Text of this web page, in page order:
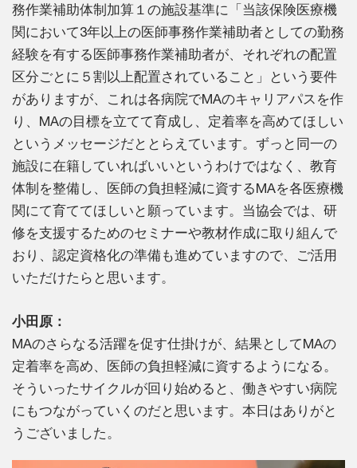
務作業補助体制加算１の施設基準に「当該保険医療機
関において3年以上の医師事務作業補助者としての勤務
経験を有する医師事務作業補助者が、それぞれの配置
区分ごとに５割以上配置されていること」という要件
がありますが、これは各病院でMAのキャリアパスを作
り、MAの目標を立てて育成し、定着率を高めてほしい
というメッセージだととらえています。ずっと同一の
施設に在籍していればいいというわけではなく、教育
体制を整備し、医師の負担軽減に資するMAを各医療機
関にて育ててほしいと願っています。当協会では、研
修を支援するためのセミナーや教材作成に取り組んで
おり、認定資格化の準備も進めていますので、ご活用
いただけたらと思います。
小田原：
MAのさらなる活躍を促す仕掛けが、結果としてMAの
定着率を高め、医師の負担軽減に資するようになる。
そういったサイクルが回り始めると、働きやすい病院
にもつながっていくのだと思います。本日はありがと
うございました。